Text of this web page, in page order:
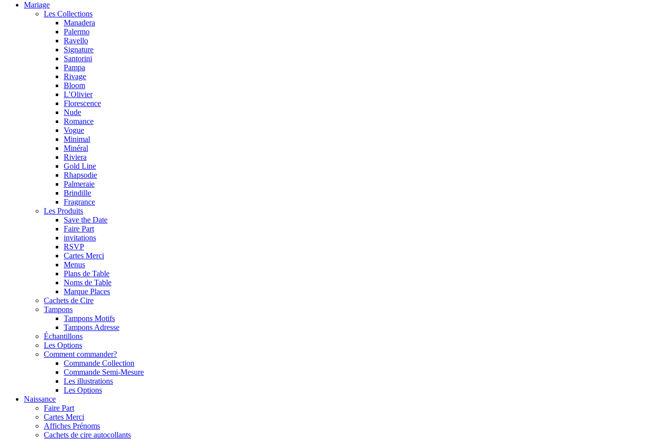
Mariage
Les Collections
Manadera
Palermo
Ravello
Signature
Santorini
Pampa
Rivage
Bloom
L’Olivier
Florescence
Nude
Romance
Vogue
Minimal
Minéral
Riviera
Gold Line
Rhapsodie
Palmeraie
Brindille
Fragrance
Les Produits
Save the Date
Faire Part
invitations
RSVP
Cartes Merci
Menus
Plans de Table
Noms de Table
Marque Places
Cachets de Cire
Tampons
Tampons Motifs
Tampons Adresse
Échantillons
Les Options
Comment commander?
Commande Collection
Commande Semi-Mesure
Les illustrations
Les Options
Naissance
Faire Part
Cartes Merci
Affiches Prénoms
Cachets de cire autocollants